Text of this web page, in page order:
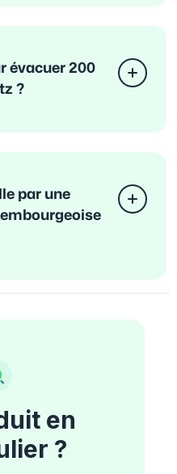
évacuer 200
?
par une
en
?